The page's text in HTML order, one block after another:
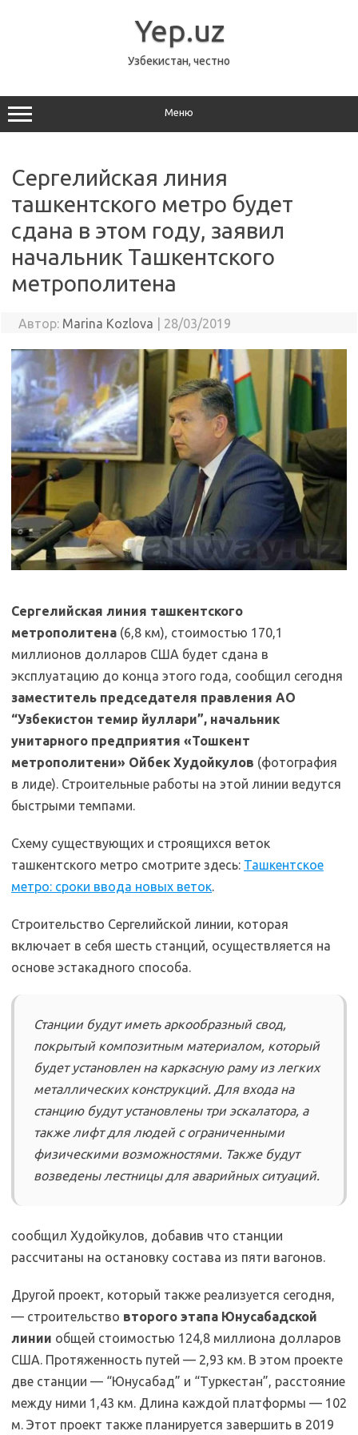
Yep.uz
Узбекистан, честно
Меню
Сергелийская линия
ташкентского метро будет
сдана в этом году, заявил
начальник Ташкентского
метрополитена
Автор: Marina Kozlova 28/03/2019
Сергелийская линия ташкентского
метрополитена (6,8 км), стоимостью 170,1
миллионов долларов США будет сдана в
эксплуатацию до конца этого года, сообщил сегодня
заместитель председателя правления АО
“Узбекистон темир йуллари”, начальник
унитарного предприятия «Тошкент
метрополитени» Ойбек Худойкулов (фотография
в лиде). Строительные работы на этой линии ведутся
быстрыми темпами.
Схему существующих и строящихся веток
ташкентского метро смотрите здесь: Ташкентское
метро: сроки ввода новых веток.
Строительство Сергелийской линии, которая
включает в себя шесть станций, осуществляется на
основе эстакадного способа.
Станции будут иметь аркообразный свод,
покрытый композитным материалом, который
будет установлен на каркасную раму из легких
металлических конструкций. Для входа на
станцию будут установлены три эскалатора, а
также лифт для людей с ограниченными
физическими возможностями. Также будут
возведены лестницы для аварийных ситуаций.
сообщил Худойкулов, добавив что станции
рассчитаны на остановку состава из пяти вагонов.
Другой проект, который также реализуется сегодня,
— строительство второго этапа Юнусабадской
линии общей стоимостью 124,8 миллиона долларов
США. Протяженность путей — 2,93 км. В этом проекте
две станции — “Юнусабад” и “Туркестан”, расстояние
между ними 1,43 км. Длина каждой платформы — 102
м. Этот проект также планируется завершить в 2019